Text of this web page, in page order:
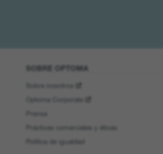
SOBRE OPTOMA
Optoma Corporate
Prensa
Prácticas comerciales y éticas
Política de igualdad